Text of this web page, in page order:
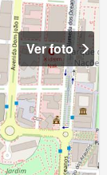
Ver foto